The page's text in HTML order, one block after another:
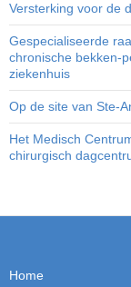
Versterking voor de
Gespecialiseerde
chronische bekken-
ziekenhuis
Op de site van Ste-
Het Medisch
chirurgisch
Home